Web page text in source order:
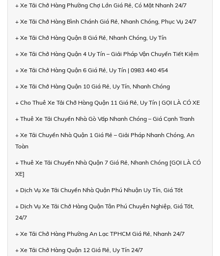
+ Xe Tải Chở Hàng Phường Chợ Lớn Giá Rẻ, Có Mặt Nhanh 24/7
+ Xe Tải Chở Hàng Bình Chánh Giá Rẻ, Nhanh Chóng, Phục Vụ 24/7
+ Xe Tải Chở Hàng Quận 8 Giá Rẻ, Nhanh Chóng, Uy Tín
+ Xe Tải Chở Hàng Quận 4 Uy Tín – Giải Pháp Vận Chuyển Tiết Kiệm
+ Xe Tải Chở Hàng Quận 6 Giá Rẻ, Uy Tín | 0983 440 454
+ Xe Tải Chở Hàng Quận 10 Giá Rẻ, Uy Tín, Nhanh Chóng
+ Cho Thuê Xe Tải Chở Hàng Quận 11 Giá Rẻ, Uy Tín | GỌI LÀ CÓ XE
+ Thuê Xe Tải Chuyển Nhà Gò Vấp Nhanh Chóng – Giá Cạnh Tranh
+ Xe Tải Chuyển Nhà Quận 1 Giá Rẻ – Giải Pháp Nhanh Chóng, An
Toàn
+ Thuê Xe Tải Chuyển Nhà Quận 7 Giá Rẻ, Nhanh Chóng [GỌI LÀ CÓ
XE]
+ Dịch Vụ Xe Tải Chuyển Nhà Quận Phú Nhuận Uy Tín, Giá Tốt
+ Dịch Vụ Xe Tải Chở Hàng Quận Tân Phú Chuyên Nghiệp, Giá Tốt,
24/7
+ Xe Tải Chở Hàng Phường An Lạc TPHCM Giá Rẻ, Nhanh 24/7
+ Xe Tải Chở Hàng Quận 12 Giá Rẻ, Uy Tín 24/7